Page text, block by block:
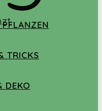
TRICKS
DEKO